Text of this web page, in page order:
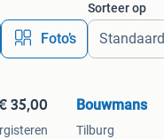
Foto’s
Sorteer op
35,00 Bouwmans
Tilburg